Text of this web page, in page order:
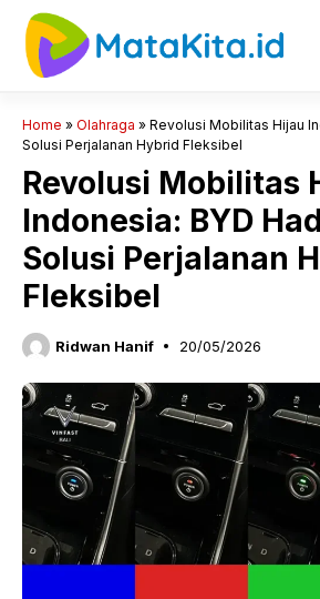
Langsung
Home » Olahraga » Revolusi Mobilitas Hijau
Solusi Perjalanan Hybrid Fleksibel
Revolusi Mobilitas
Indonesia: BYD
Solusi Perjalanan
Fleksibel
Ridwan Hanif 20/05/2026